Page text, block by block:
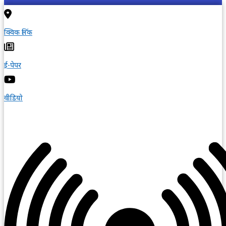
क्विक लिंक
ई-पेपर
वीडियो